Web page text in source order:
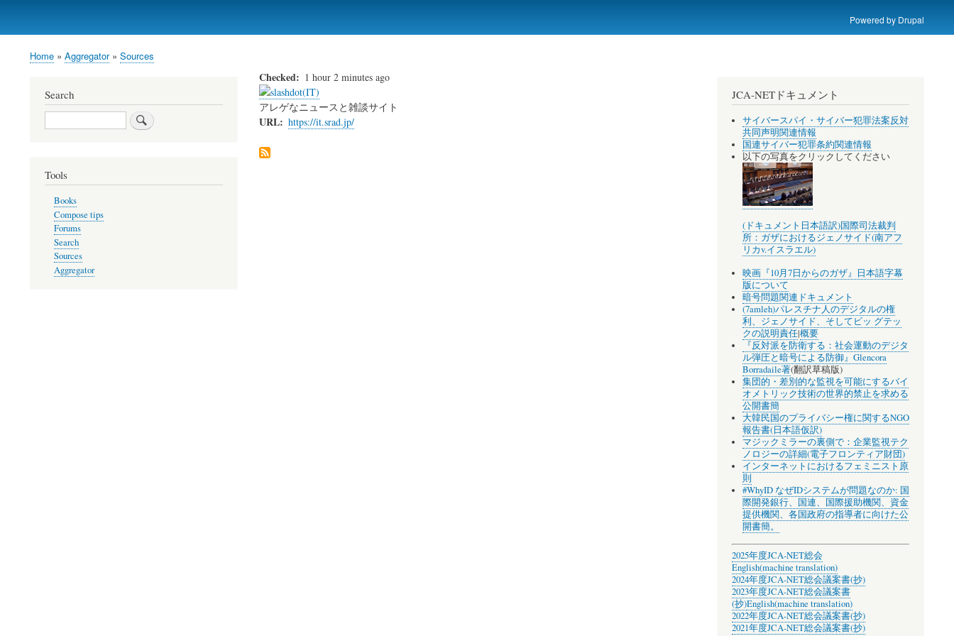
main
Powered by Drupal
Breadcrumb
Home Aggregator Sources
Checked 1 hour 2 minutes ago
アレゲなニュースと雑談サイト
URL https://it.srad.jp/
Search
Search
Tools
Books
Compose tips
Forums
Search
Sources
Aggregator
JCA-NETドキュメント
サイバースパイ・サイバー犯罪法案反対
共同声明関連情報
国連サイバー犯罪条約関連情報
以下の写真をクリックしてください
(ドキュメント日本語訳)国際司法裁判
所：ガザにおけるジェノサイド(南アフ
リカv.イスラエル)
映画『10月7日からのガザ』日本語字幕
版について
暗号問題関連ドキュメント
(7amleh)パレスチナ人のデジタルの権
利、ジェノサイド、そしてビッ グテッ
クの説明責任|概要
『反対派を防衛する：社会運動のデジタ
ル弾圧と暗号による防御』Glencora
Borradaile著(翻訳草稿版)
集団的・差別的な監視を可能にするバイ
オメトリック技術の世界的禁止を求める
公開書簡
大韓民国のプライバシー権に関するNGO
報告書(日本語仮訳)
マジックミラーの裏側で：企業監視テク
ノロジーの詳細(電子フロンティア財団)
インターネットにおけるフェミニスト原
則
#WhyID なぜIDシステムが問題なのか: 国
際開発銀行、国連、国際援助機関、資金
提供機関、各国政府の指導者に向けた公
開書簡。
2025年度JCA-NET総会
English(machine translation)
2024年度JCA-NET総会議案書(抄)
2023年度JCA-NET総会議案書
(抄)English(machine translation)
2022年度JCA-NET総会議案書(抄)
2021年度JCA-NET総会議案書(抄)